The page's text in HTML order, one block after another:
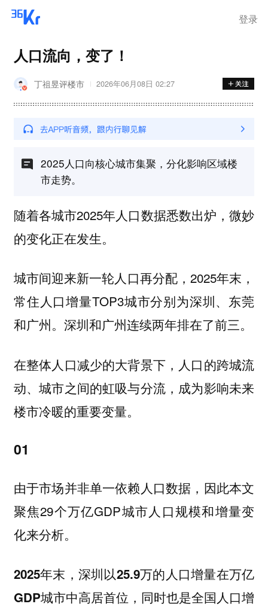
登录
人口流向，变了！
丁祖昱评楼市 2026年06月08日 02:27
2025人口向核心城市集聚，分化影响区域楼
市走势。
随着各城市2025年人口数据悉数出炉，微妙
的变化正在发生。
城市间迎来新一轮人口再分配， 2025年末，
常住人口增量TOP3城市分别为深圳、东莞
和广州。深圳和广州连续两年排在了前三。
在整体人口减少的大背景下，人口的跨城流
动、城市之间的虹吸与分流，成为影响未来
楼市冷暖的重要变量。
01
由于市场并非单一依赖人口数据，因此本文
聚焦29个万亿GDP城市人口规模和增量变
化来分析。
2025年末，深圳以25.9万的人口增量在万亿
GDP城市中高居首位，同时也是全国人口增